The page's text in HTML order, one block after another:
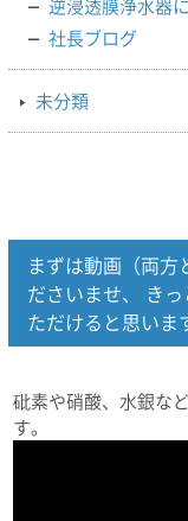
逆浸透膜浄水器
社長ブログ
未分類
まずは動画（両方
ださいませ、 き
ただけると思いま
砒素や硝酸、水銀な
す。